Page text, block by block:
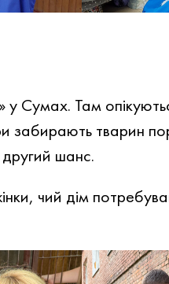
у Сумах. Там
забирають тварин
шанс.
чий дім